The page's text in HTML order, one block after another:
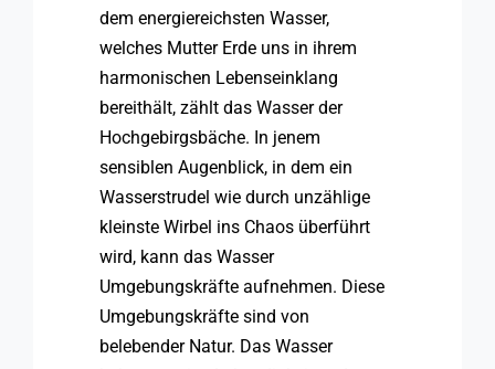
dem energiereichsten Wasser,
welches Mutter Erde uns in ihrem
harmonischen Lebenseinklang
bereithält, zählt das Wasser der
Hochgebirgsbäche. In jenem
sensiblen Augenblick, in dem ein
Wasserstrudel wie durch unzählige
kleinste Wirbel ins Chaos überführt
wird, kann das Wasser
Umgebungskräfte aufnehmen. Diese
Umgebungskräfte sind von
belebender Natur. Das Wasser